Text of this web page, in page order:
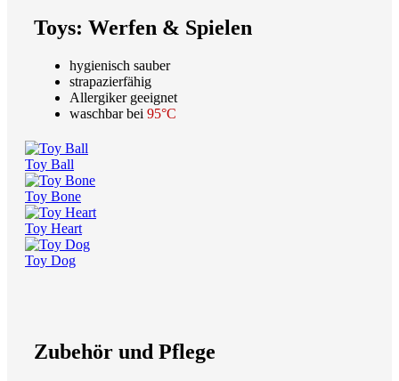
Toys: Werfen & Spielen
hygienisch sauber
strapazierfähig
Allergiker geeignet
waschbar bei 95°C
Toy Ball
Toy Bone
Toy Heart
Toy Dog
Zubehör und Pflege